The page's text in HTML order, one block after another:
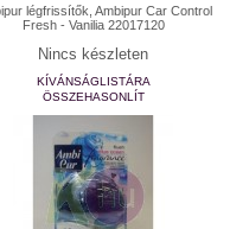
légfrissítők, Ambipur Car Control
Fresh - Vanilia 22017120
Nincs készleten
KÍVÁNSÁGLISTÁRA
ÖSSZEHASONLÍT